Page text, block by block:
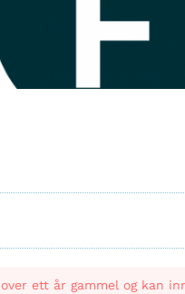
ett år gammel og kan